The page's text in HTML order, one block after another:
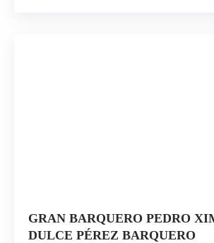
GRAN BARQUERO PEDRO
DULCE PÉREZ BARQUERO